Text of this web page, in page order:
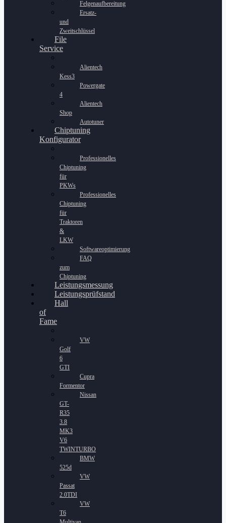
Felgenaufbereitung
Ersatz-
und
Zweitschlüssel
File
Service
Alientech
Kess3
Powergate
4
Alientech
Shop
Autotuner
Chiptuning
Konfigurator
Professionelles
Chiptuning
für
PKWs
Professionelles
Chiptuning
für
Traktoren
&
LKW
Softwareoptimierung
FAQ
zum
Chiptuning
Leistungsmessung
Leistungsprüfstand
Hall
of
Fame
VW
Golf
6
GTI
Cupra
Formentor
Nissan
GT-
R35
3.8
MK3
V6
TWINTURBO
BMW
525d
VW
Passat
2.0TDI
VW
T6